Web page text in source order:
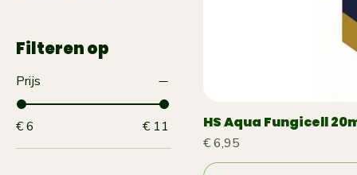
Filteren op
Prijs
€ 6 € 11 HS Aqua Fungicell
Prijs
€ 6,95